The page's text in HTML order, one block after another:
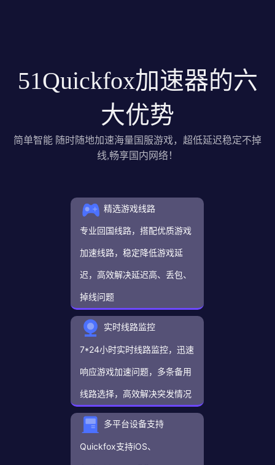
51Quickfox加速器的六
大优势
简单智能 随时随地加速海量国服游戏，超低延迟稳定不掉
线,畅享国内网络！
精选游戏线路
专业回国线路，搭配优质游戏
加速线路，稳定降低游戏延
迟，高效解决延迟高、丢包、
掉线问题
实时线路监控
7*24小时实时线路监控，迅速
响应游戏加速问题，多条备用
线路选择，高效解决突发情况
多平台设备支持
Quickfox支持iOS、